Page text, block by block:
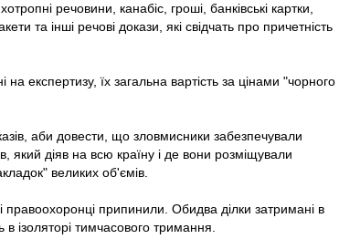
речовини, канабіс, гроші, банківські картки,
та інші речові докази, які свідчать про причетність
на експертизу, їх загальна вартість за цінами "чорного
аби довести, що зловмисники забезпечували
який діяв на всю країну і де вони розміщували
великих об'ємів.
припинили. Обидва ділки затримані в
ізоляторі тимчасового тримання.